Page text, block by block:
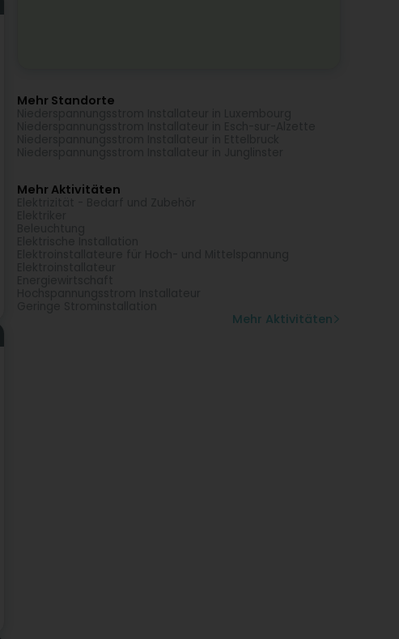
Mehr Standorte
Mehr Aktivitäten
Mehr Aktivitäten